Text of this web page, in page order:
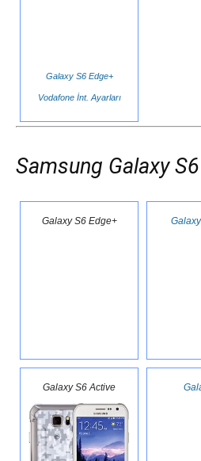
Galaxy S6 Edge+
Vodafone İnt. Ayarları
Samsung Galaxy
Galaxy S6 Edge+
Galaxy S6 Active